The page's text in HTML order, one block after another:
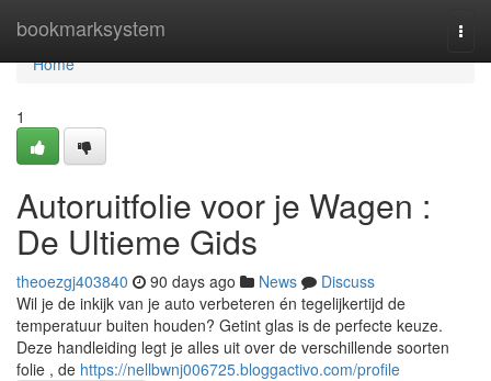
bookmarksystem
Home
Home
1
Autoruitfolie voor je Wagen :
De Ultieme Gids
theoezgj403840 90 days ago News
Discuss
Wil je de inkijk van je auto verbeteren én tegelijkertijd de
temperatuur buiten houden? Getint glas is de perfecte keuze.
Deze handleiding legt je alles uit over de verschillende soorten
folie , de https://nellbwnj006725.bloggactivo.com/profile